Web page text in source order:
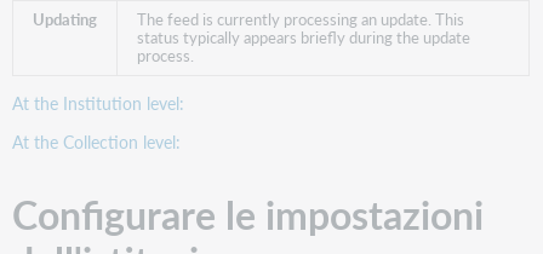
Settimanale
online
pqebk.cp10000260
Settimanale
Updating
The feed is currently processing an update. This
status typically appears briefly during the update
process.
At the Institution level:
At the Collection level:
Configurare le impostazioni